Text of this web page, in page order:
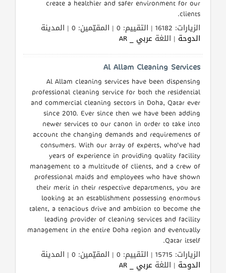
create a healthier and safer environment for our
clients.
الزيارات: 16182 | التقييم: 0 | المقيّمين: 0 | المدينة
الدوحة | اللغة عربي _ AR
Al Allam Cleaning Services
Al Allam cleaning services have been dispensing
professional cleaning service for both the residential
and commercial cleaning sectors in Doha, Qatar ever
since 2010. Ever since then we have been adding
newer services to our canon in order to take into
account the changing demands and requirements of
consumers. With our array of experts, who‘ve had
years of experience in providing quality facility
management to a multitude of clients, and a crew of
professional maids and employees who have shown
their merit in their respective departments, you are
looking at an establishment possessing enormous
talent, a tenacious drive and ambition to become the
leading provider of cleaning services and facility
management in the entire Doha region and eventually
Qatar itself.
الزيارات: 15715 | التقييم: 0 | المقيّمين: 0 | المدينة
الدوحة | اللغة عربي _ AR